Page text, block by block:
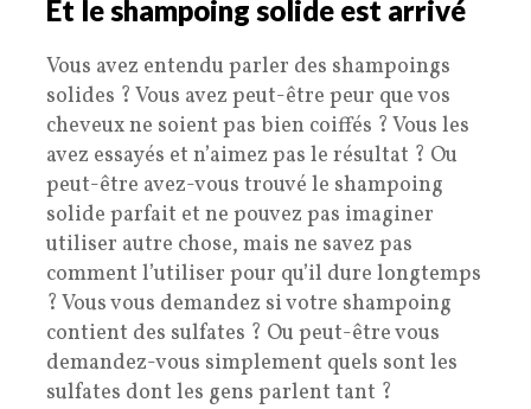
Et le shampoing solide est arrivé
Vous avez entendu parler des shampoings
solides ? Vous avez peut-être peur que vos
cheveux ne soient pas bien coiffés ? Vous les
avez essayés et n’aimez pas le résultat ? Ou
peut-être avez-vous trouvé le shampoing
solide parfait et ne pouvez pas imaginer
utiliser autre chose, mais ne savez pas
comment l’utiliser pour qu’il dure longtemps
? Vous vous demandez si votre shampoing
contient des sulfates ? Ou peut-être vous
demandez-vous simplement quels sont les
sulfates dont les gens parlent tant ?